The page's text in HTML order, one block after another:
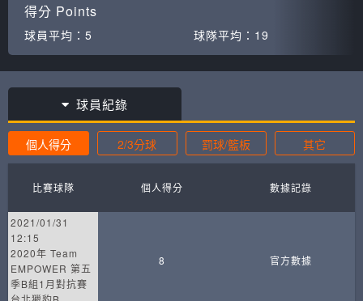
得分 Points
球員平均： 5 球隊平均： 19
球員紀錄
個人得分 2/3分球 罰球/籃板 其它
比賽球隊 個人得分 數據記錄
2021/01/31
12:15
2020年 Team
EMPOWER 第五
季B組1月對抗賽
8 官方數據